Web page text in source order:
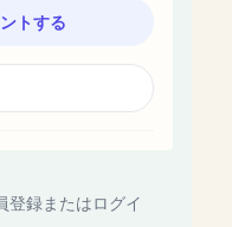
トする
登録またはログイ